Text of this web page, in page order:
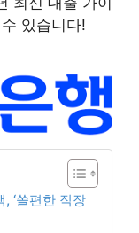
있습니다!
‘쏠편한 직장